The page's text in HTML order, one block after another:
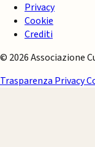
Privacy
Cookie
Crediti
© 2026 Associazione
Trasparenza Privacy